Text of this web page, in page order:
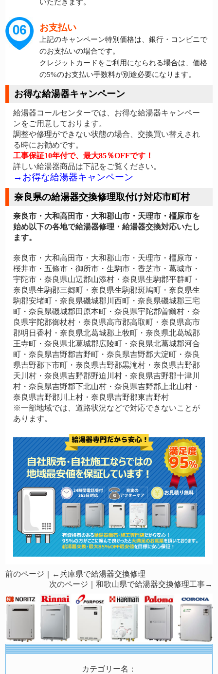
お支払い
上記のキャンペーン特別価格は、銀行・コンビニで
のお支払いの場合です。
クレジットカードをご利用になられる場合は、価格
の5%のお支払い手数料が別途必要になります。
お得な給湯器キャンペーン
給湯器コールセンターでは、お得な給湯器キャンペー
ンをご用意しております。
調整や修理ができない状態の場合、交換買い替えされ
る時にお勧めです。
工事保証10年付で、最大85％OFFです！
詳しい給湯器商品は下記をご覧ください。
→お得な給湯器キャンペーン
奈良県の給湯器交換修理取付け対応市町村
奈良市・大和高田市・大和郡山市・天理市・橿原市を
始め以下の各地で給湯器修理・給湯器交換対応いたし
ます。
奈良市・大和高田市・大和郡山市・天理市・橿原市・
桜井市・五條市・御所市・生駒市・香芝市・葛城市・
宇陀市・奈良県山辺郡山添村・奈良県生駒郡平群町・
奈良県生駒郡三郷町・奈良県生駒郡斑鳩町・奈良県生
駒郡安堵町・奈良県磯城郡川西町・奈良県磯城郡三宅
町・奈良県磯城郡田原本町・奈良県宇陀郡曽爾村・奈
良県宇陀郡御杖村・奈良県高市郡高取町・奈良県高市
郡明日香村・奈良県北葛城郡上牧町・奈良県北葛城郡
王寺町・奈良県北葛城郡広陵町・奈良県北葛城郡河合
町・奈良県吉野郡吉野町・奈良県吉野郡大淀町・奈良
県吉野郡下市町・奈良県吉野郡黒滝村・奈良県吉野郡
天川村・奈良県吉野郡野迫川村・奈良県吉野郡十津川
村・奈良県吉野郡下北山村・奈良県吉野郡上北山村・
奈良県吉野郡川上村・奈良県吉野郡東吉野村
※一部地域では、道路状況などで対応できないことが
あります。
前のページ｜←兵庫県で給湯器交換修理
次のページ｜ 和歌山県で給湯器交換修理工事→
カテゴリー名：